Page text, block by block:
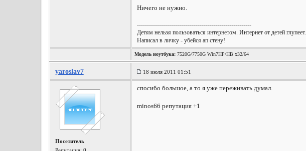
Ничего не нужно.
---------------------------------------------------------
Детям нельзя пользоваться интернетом. Интернет от детей глупеет.
Написал в личку - убейся ап стену!
Модель ноутбука:7520G/7750G Win7HP/HB x32/64
yaroslav7 18 июля 2011 01:51
Посетитель
спосибо большое, а то я уже переживать думал.
minos66 репутация +1